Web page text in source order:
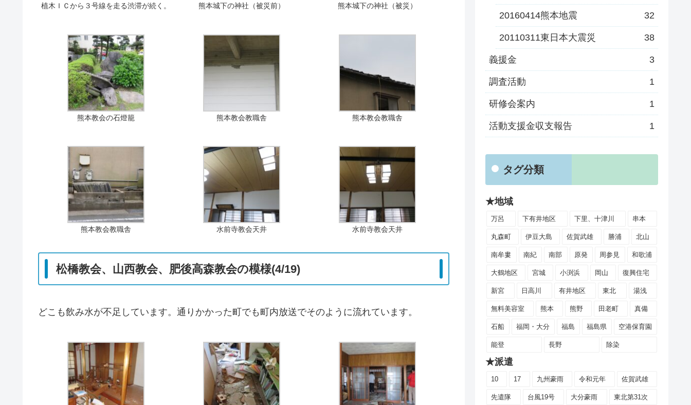
植木ＩＣから３号線を走る渋滞が続く。 熊本城下の神社（被災前） 熊本城下の神社（被災）
熊本教会の石燈籠 熊本教会教職舎 熊本教会教職舎
熊本教会教職舎 水前寺教会天井 水前寺教会天井
松橋教会、山西教会、肥後高森教会の模様(4/19)
どこも飲み水が不足しています。通りかかった町でも町内放送でそのように流れています。
20160414熊本地震 32
20110311東日本大震災 38
義援金 3
調査活動 1
研修会案内 1
活動支援金収支報告 1
タグ分類
★地域
万呂 下有井地区 下里、十津川 串本
丸森町 伊豆大島 佐賀武雄 勝浦 北山
南牟婁 南紀 南部 原発 周参見 和歌浦
大鶴地区 宮城 小渕浜 岡山 復興住宅
新宮 日高川 有井地区 東北 湯浅
無料美容室 熊本 熊野 田老町 真備
石船 福岡・大分 福島 福島県 空港保育園
能登 長野 除染
★派遣
10 17 九州豪雨 令和元年 佐賀武雄
先遣隊 台風19号 大分豪雨 東北第31次